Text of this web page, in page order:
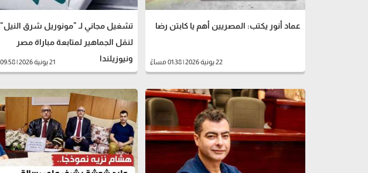
عماد أنور يكتب: المصريين أهم يا كابتن رضا
22 يونية 2026 | 01:38 مساءً
تشغيل مجاني لـ "مونوريل شرق النيل"
لنقل الجماهير لمتابعة مباراة مصر
ونيوزيلندا
21 يونية 2026 | 09:58 مساءً